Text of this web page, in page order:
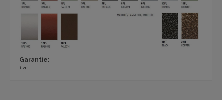
Garantie:
1 an